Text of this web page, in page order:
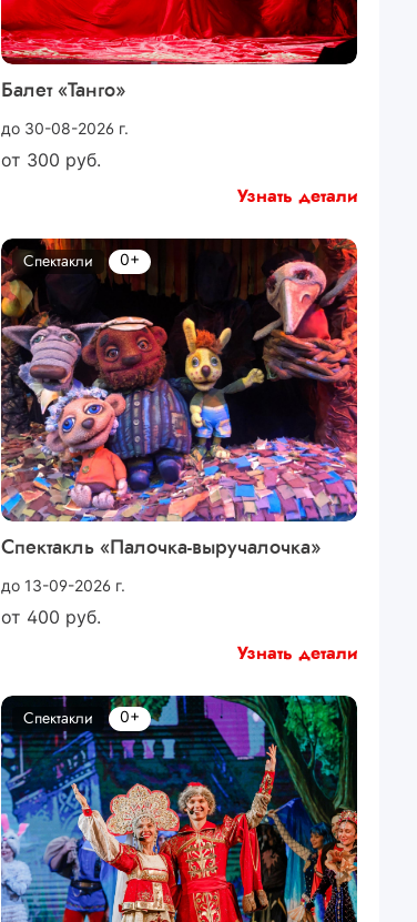
Балет «Танго»
до 30-08-2026 г.
от 300 руб.
Узнать детали
Спектакль «Палочка-выручалочка»
до 13-09-2026 г.
от 400 руб.
Спектакли 0+
Узнать детали
Спектакли 0+